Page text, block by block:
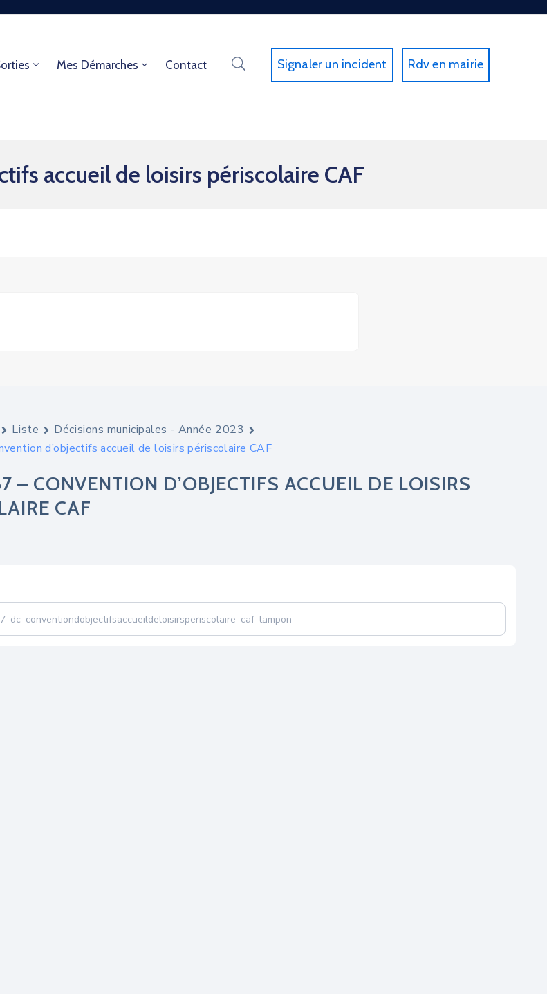
Mes Démarches Contact Signaler un incident Rdv en mairie
accueil de loisirs périscolaire CAF
Liste
Décisions municipales - Année 2023
d’objectifs accueil de loisirs périscolaire CAF
CONVENTION D’OBJECTIFS ACCUEIL DE LOISIRS
CAF
tampon